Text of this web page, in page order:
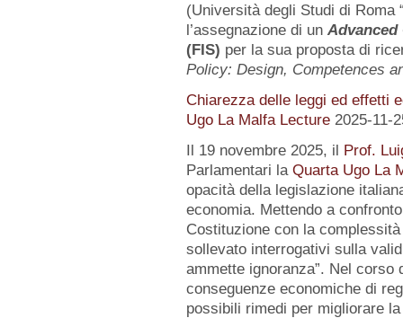
(Università degli Studi di Roma
l’assegnazione di un Advanced
(FIS) per la sua proposta di
Policy: Design, Competences
Chiarezza delle leggi ed effetti
Ugo La Malfa Lecture 2025-11-
Il 19 novembre 2025, il Prof.
Parlamentari la Quarta Ugo La
opacità della legislazione
economia. Mettendo a
Costituzione con la
sollevato interrogativi sulla
ammette ignoranza”. Nel corso
conseguenze economiche di
possibili rimedi per migliorare